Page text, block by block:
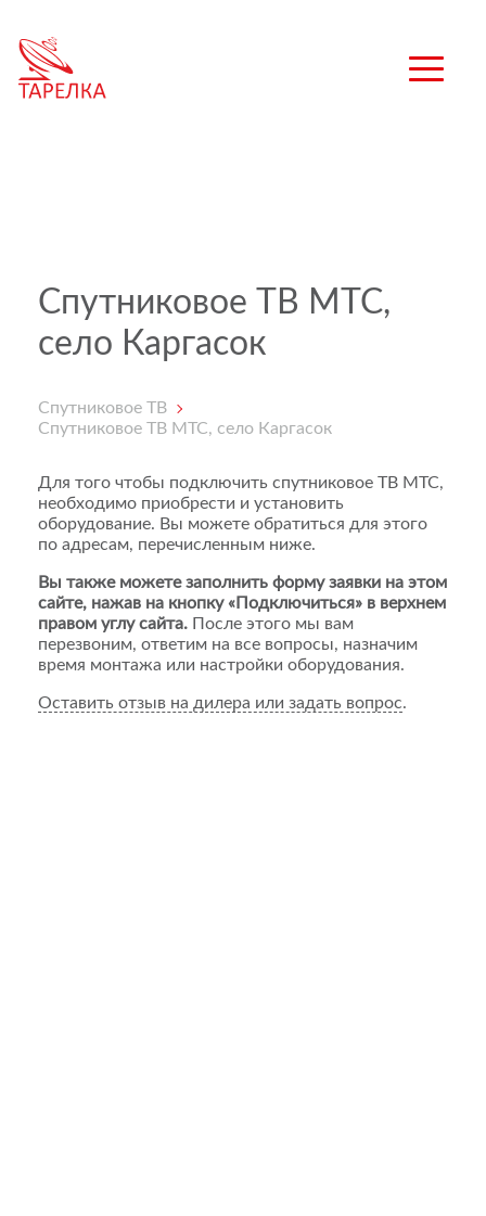
Спутниковое ТВ МТС,
село Каргасок
Спутниковое ТВ
Спутниковое ТВ МТС, село Каргасок
Для того чтобы подключить спутниковое ТВ МТС,
необходимо приобрести и установить
оборудование. Вы можете обратиться для этого
по адресам, перечисленным ниже.
Вы также можете заполнить форму заявки на этом
сайте, нажав на кнопку «Подключиться» в верхнем
правом углу сайта. После этого мы вам
перезвоним, ответим на все вопросы, назначим
время монтажа или настройки оборудования.
Оставить отзыв на дилера или задать вопрос.